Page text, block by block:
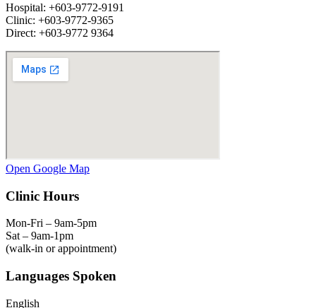
Hospital: +603-9772-9191
Clinic: +603-9772-9365
Direct: +603-9772 9364
Open Google Map
Clinic Hours
Mon-Fri – 9am-5pm
Sat – 9am-1pm
(walk-in or appointment)
Languages Spoken
English